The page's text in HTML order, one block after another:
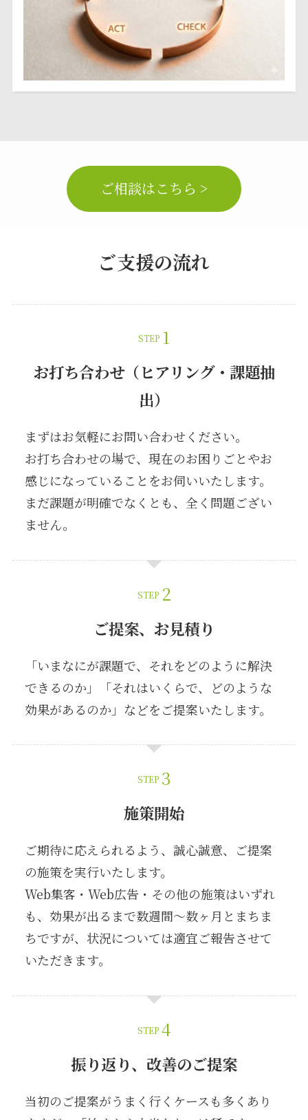
ご相談はこちら >
ご支援の流れ
STEP
お打ち合わせ（ヒアリング・課題抽
出）
まずはお気軽にお問い合わせください。
お打ち合わせの場で、現在のお困りごとやお
感じになっていることをお伺いいたします。
まだ課題が明確でなくとも、全く問題ござい
ません。
STEP
ご提案、お見積り
「いまなにが課題で、それをどのように解決
できるのか」「それはいくらで、どのような
効果があるのか」などをご提案いたします。
STEP
施策開始
ご期待に応えられるよう、誠心誠意、ご提案
の施策を実行いたします。
Web集客・Web広告・その他の施策はいずれ
も、効果が出るまで数週間～数ヶ月とまちま
ちですが、状況については適宜ご報告させて
いただきます。
STEP
振り返り、改善のご提案
当初のご提案がうまく行くケースも多くあり